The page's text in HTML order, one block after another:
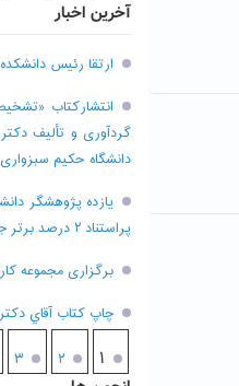
آخرین اخبار
ارتقا رئیس
انتشارکتاب
گردآوری و تألیف
دانشگاه حکیم سبزواری
یازده پژوهشگر
پراستناد ۲ درصد برتر جهان در سال ۲۰۲۵
برگزاری مجموعه
چاپ کتاب آقاي
۱ ۲ ۳